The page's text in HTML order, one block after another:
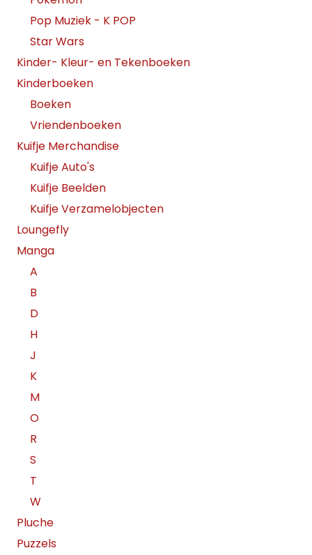
Pop Muziek - K POP
Star Wars
Kinder- Kleur- en Tekenboeken
Kinderboeken
Boeken
Vriendenboeken
Kuifje Merchandise
Kuifje Auto's
Kuifje Beelden
Kuifje Verzamelobjecten
Loungefly
Manga
A
B
D
H
J
K
M
O
R
S
T
W
Pluche
Puzzels